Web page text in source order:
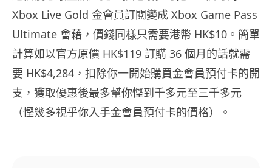
Xbox Live Gold 金會員訂閱變成 Xbox Game Pass
Ultimate 會藉，價錢同樣只需要港幣 HK$10。簡單
計算如以官方原價 HK$119 訂購 36 個月的話就需
要 HK$4,284，扣除你一開始購買金會員預付卡的開
支，獲取優惠後最多幫你慳到千多元至三千多元
（慳幾多視乎你入手金會員預付卡的價格）。